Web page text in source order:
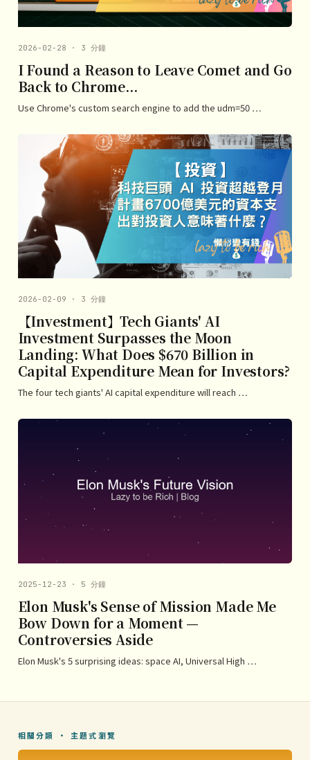
2026-02-28 · 3 分鐘
I Found a Reason to Leave Comet and Go
Back to Chrome...
Use Chrome's custom search engine to add the udm=50 …
2026-02-09 · 3 分鐘
【Investment】Tech Giants' AI
Investment Surpasses the Moon
Landing: What Does $670 Billion in
Capital Expenditure Mean for Investors?
The four tech giants' AI capital expenditure will reach …
2025-12-23 · 5 分鐘
Elon Musk's Sense of Mission Made Me
Bow Down for a Moment —
Controversies Aside
Elon Musk's 5 surprising ideas: space AI, Universal High …
相關分類 · 主題式瀏覽